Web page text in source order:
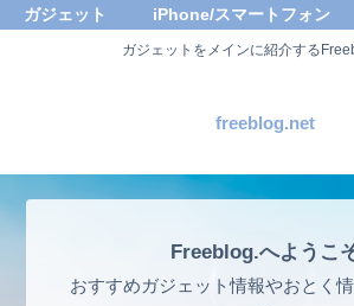
ガジェットをメインに紹介する
freeblog.net
ガジェット iPhone/スマートフォン
Freeblog.へようこ
おすすめガジェット情報やおとく